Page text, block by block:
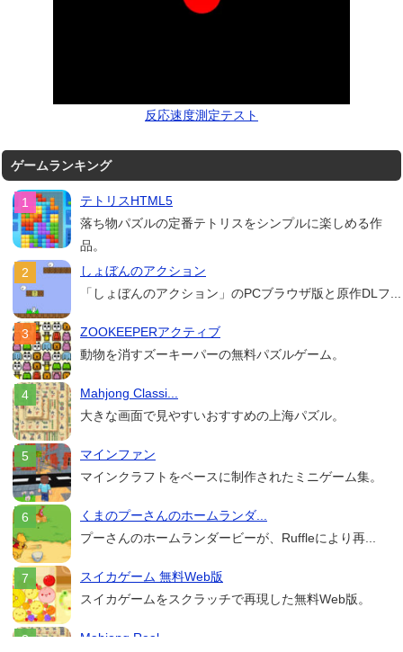
反応速度測定テスト
ゲームランキング
テトリスHTML5
落ち物パズルの定番テトリスをシンプルに楽しめる作
品。
しょぼんのアクション
「しょぼんのアクション」のPCブラウザ版と原作DLフ...
ZOOKEEPERアクティブ
動物を消すズーキーパーの無料パズルゲーム。
Mahjong Classi...
大きな画面で見やすいおすすめの上海パズル。
マインファン
マインクラフトをベースに制作されたミニゲーム集。
くまのプーさんのホームランダ...
プーさんのホームランダービーが、Ruffleにより再...
スイカゲーム 無料Web版
スイカゲームをスクラッチで再現した無料Web版。
Mahjong Real